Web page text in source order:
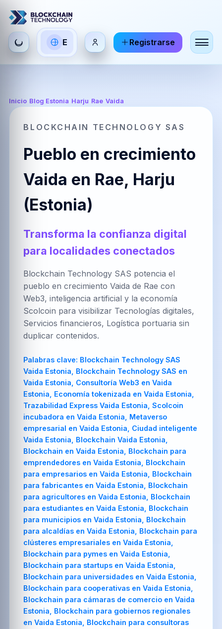
Seleccionar
idioma
E
ES
Español English
FR
Français
HI DE
ZH JA PT
العربية Brezhoneg 한국어
PT-BR
Português
(Brasil)
NL
Nederlands
HR
Hrvatski
فارسی Italiano 简体中文
TR
Türkçe
UK
Українська
PL
Registrarse
Inicio/ Blog Estonia Harju Rae/ Vaida
BLOCKCHAIN TECHNOLOGY SAS
Pueblo en crecimiento
Vaida en Rae, Harju
(Estonia)
Transforma la confianza digital
para localidades conectados
Blockchain Technology SAS potencia el
pueblo en crecimiento Vaida de Rae con
Web3, inteligencia artificial y la economía
Scolcoin para visibilizar Tecnologías digitales,
Servicios financieros, Logística portuaria sin
duplicar contenidos.
Palabras clave: Blockchain Technology SAS
Vaida Estonia, Blockchain Technology SAS en
Vaida Estonia, Consultoría Web3 en Vaida
Estonia, Economía tokenizada en Vaida Estonia,
Trazabilidad Express Vaida Estonia, Scolcoin
incubadora en Vaida Estonia, Metaverso
empresarial en Vaida Estonia, Ciudad inteligente
Vaida Estonia, Blockchain Vaida Estonia,
Blockchain en Vaida Estonia, Blockchain para
emprendedores en Vaida Estonia, Blockchain
para empresarios en Vaida Estonia, Blockchain
para fabricantes en Vaida Estonia, Blockchain
para agricultores en Vaida Estonia, Blockchain
para estudiantes en Vaida Estonia, Blockchain
para municipios en Vaida Estonia, Blockchain
para alcaldías en Vaida Estonia, Blockchain para
clústeres empresariales en Vaida Estonia,
Blockchain para pymes en Vaida Estonia,
Blockchain para startups en Vaida Estonia,
Blockchain para universidades en Vaida Estonia,
Blockchain para cooperativas en Vaida Estonia,
Blockchain para cámaras de comercio en Vaida
Estonia, Blockchain para gobiernos regionales
en Vaida Estonia, Blockchain para consultoras